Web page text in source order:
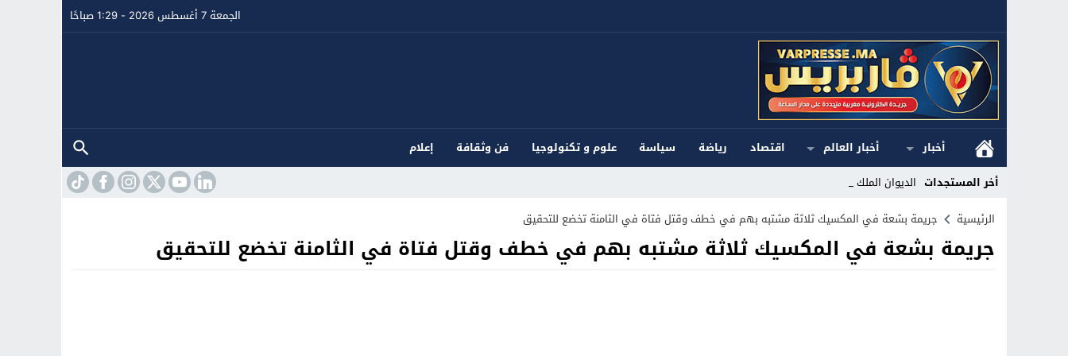
الجمعة 7 أغسطس 2026 - 1:29 صباحًا
أخبار أخبار العالم اقتصاد رياضة سياسة علوم و تكنولوجيا فن وثقافة
إعلام
أخر المستجدات الديوان الملكي ا_
Stop
Previous
الرئيسية جريمة بشعة في المكسيك ثلاثة مشتبه بهم في خطف وقتل فتاة في الثامنة تخضع للتحقيق
جريمة بشعة في المكسيك ثلاثة مشتبه بهم في خطف وقتل فتاة في الثامنة تخضع للتحقيق